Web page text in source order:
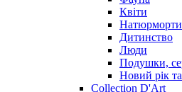
Квіти
Натюрморти
Дитинство
Люди
Подушки,
Новий рік
Collection D'Art